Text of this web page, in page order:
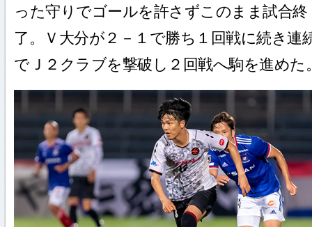
った守りでゴールを許さずこのまま試合終
了。Ｖ大分が２－１で勝ち１回戦に続き連
でＪ２クラブを撃破し２回戦へ駒を進めた